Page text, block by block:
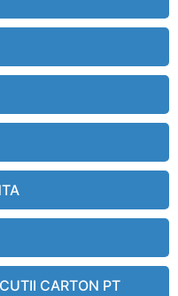
CARTON PT